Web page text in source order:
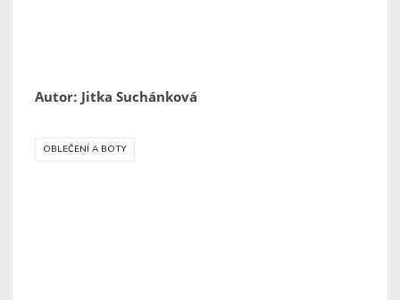
Autor: Jitka Suchánková
OBLEČENÍ A BOTY